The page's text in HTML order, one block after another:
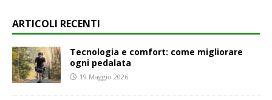
ARTICOLI RECENTI
Tecnologia e comfort: come migliorare
ogni pedalata
19 Maggio 2026